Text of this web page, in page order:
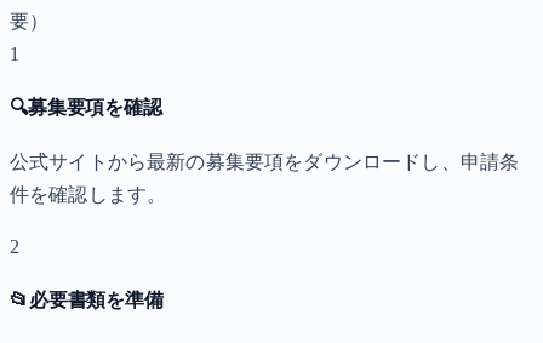
要）
1
🔍募集要項を確認
公式サイトから最新の募集要項をダウンロードし、申請条
件を確認します。
2
📂 必要書類を準備